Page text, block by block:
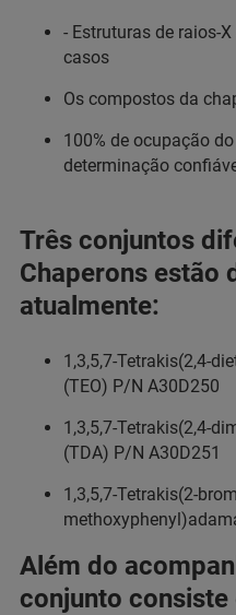
- Estruturas de raios-
casos
Os compostos da
100% de ocupação
determinação
Três conjuntos
Chaperons estão
atualmente:
1,3,5,7-Tetrakis(2,4-
(TEO) P/N A30D250
1,3,5,7-Tetrakis(2,4-
(TDA) P/N A30D251
1,3,5,7-Tetrakis(2-
Além do
conjunto consiste